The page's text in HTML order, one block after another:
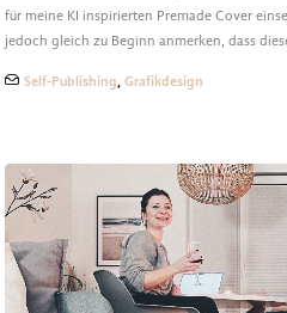
für meine KI inspirierten Premade Cover
jedoch gleich zu Beginn anmerken, dass
Self-Publishing, Grafikdesign